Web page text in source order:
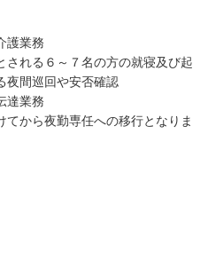
護業務
される６～７名の方の就寝及び起
夜間巡回や安否確認
達業務
から夜勤専任への移行となりま